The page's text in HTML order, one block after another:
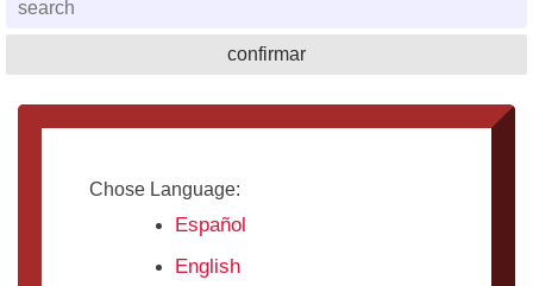
Chose Language:
Español
English